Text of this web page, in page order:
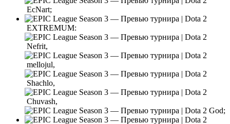
EcNart;
EXTREMUM:
Nefrit,
mellojul,
Shachlo,
Chuvash,
God;